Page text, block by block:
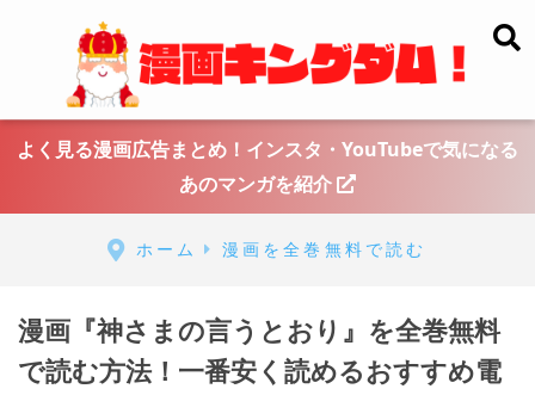
よく見る漫画広告まとめ！インスタ・YouTubeで気になる
あのマンガを紹介
ホーム 漫画を全巻無料で読む
漫画『神さまの言うとおり』を全巻無料
で読む方法！一番安く読めるおすすめ電